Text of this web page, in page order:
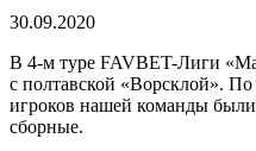
30.09.2020
В 4-м туре FAVBET-Лиги
с полтавской «Ворсклой». По
игроков нашей команды
сборные.